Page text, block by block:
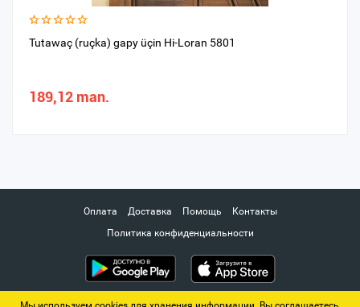
Tutawaç (ruçka) gapy üçin Hi-Loran 5801
189,12 man.
Оплата Доставка Помощь
Контакты
Политика конфиденциальности